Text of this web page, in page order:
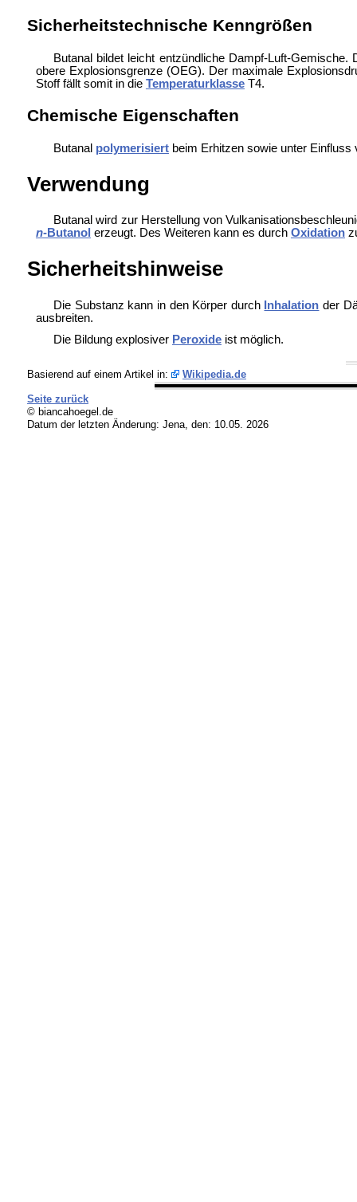
Sicherheitstechnische Kenngrößen
Butanal bildet leicht entzündliche Dampf-Luft-Gemische.
obere Explosionsgrenze (OEG). Der maximale
Stoff fällt somit in die TemperaturklasseT4.
Chemische Eigenschaften
Butanal polymerisiertbeim Erhitzen sowie unter Einfluss
Verwendung
Butanal wird zur Herstellung von
n-Butanol erzeugt. Des Weiteren kann es durch Oxidation
Sicherheitshinweise
Die Substanz kann in den Körper durch Inhalation der
ausbreiten.
Die Bildung explosiver Peroxideist möglich.
Basierend auf einem Artikel in: Wikipedia.de
Seite zurück
© biancahoegel.de
Datum der letzten Änderung: Jena, den: 10.05. 2026